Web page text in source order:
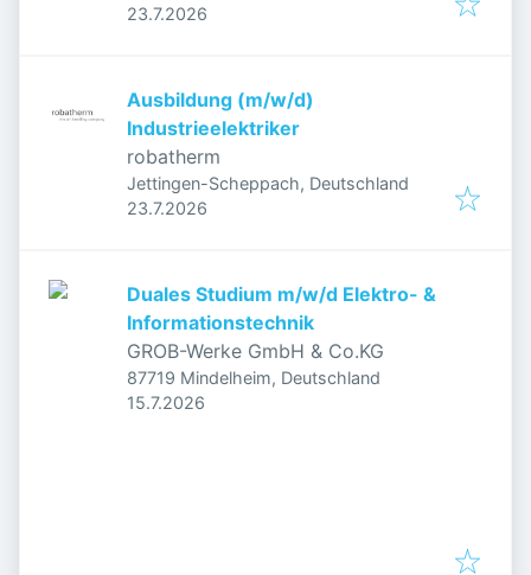
Veröffentlicht
23.7.2026
Ausbildung (m/w/d)
Industrieelektriker
robatherm
Jettingen-Scheppach, Deutschland
Veröffentlicht
23.7.2026
Duales Studium m/w/d Elektro- &
Informationstechnik
GROB-Werke GmbH & Co.KG
87719 Mindelheim, Deutschland
Veröffentlicht
15.7.2026